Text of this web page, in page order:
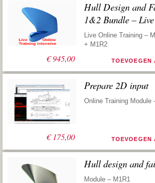
€945,00
Hull Design and
1&2 Bundle – Live
Live Online Training –
+ M1R2
TOEVOEGEN
€175,00
Prepare 2D input
Online Training Module
TOEVOEGEN
Hull design and
Module – M1R1